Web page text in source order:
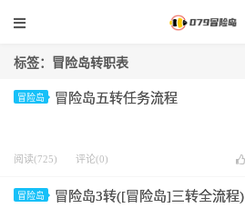
标签：冒险岛转职表
冒险岛 冒险岛五转任务流程
阅读(725) 评论(0)
冒险岛 冒险岛3转([冒险岛]三转全流程)